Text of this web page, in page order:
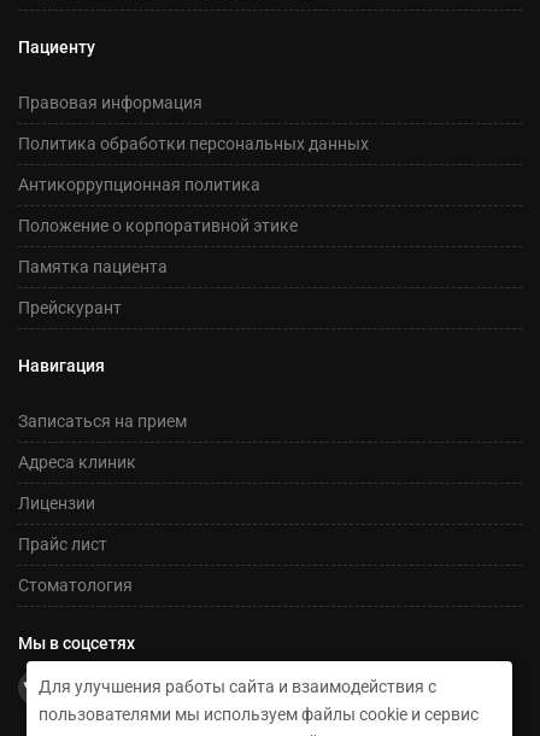
Для улучшения работы сайта и взаимодействия с
пользователями мы используем файлы cookie и сервис
Пациенту
Правовая информация
Политика обработки персональных данных
Антикоррупционная политика
Положение о корпоративной этике
Памятка пациента
Прейскурант
Навигация
Записаться на прием
Адреса клиник
Лицензии
Прайс лист
Стоматология
Мы в соцсетях